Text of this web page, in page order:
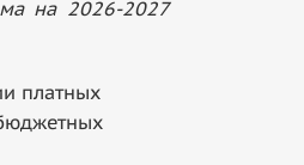
на 2026-2027
платных